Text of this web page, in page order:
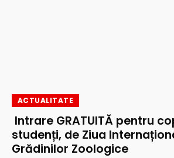
ACTUALITATE
Intrare GRATUITĂ pentru
studenți, de Ziua
Grădinilor Zoologice